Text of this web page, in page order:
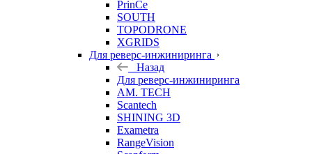
PrinCe
SOUTH
TOPODRONE
XGRIDS
Для реверс-инжиниринга
Назад
Для реверс-инжиниринга
AM. TECH
Scantech
SHINING 3D
Exametra
RangeVision